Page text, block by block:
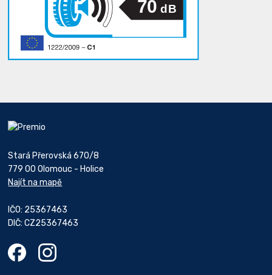
70 dB
Stará Přerovská 670/8
779 00 Olomouc - Holice
Najít na mapě
IČO: 25367463
DIČ: CZ25367463